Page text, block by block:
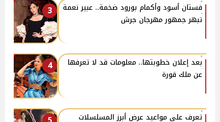
3
فستان أسود وأكمام بورود ضخمة.. عبير نعمة
تبهر جمهور مهرجان جرش
4
بعد إعلان خطوبتها.. معلومات قد لا تعرفها
عن ملك قورة
تعرف على مواعيد عرض أبرز المسلسلات